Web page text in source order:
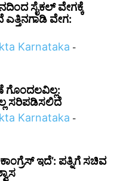
ಸೈಕಲ್ ವೇಗಕ್ಕೆ
ವೇಗ:
Karnataka -
ಗೊಂದಲವಿಲ್ಲ:
ಸರಿಪಡಿಸಲಿದೆ
Karnataka -
ಕಾಂಗ್ರೆಸ್ ಇದೆ’: ಪತ್ನಿಗೆ ಸಚಿವ